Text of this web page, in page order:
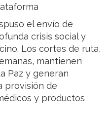
el envío de
crisis social y
Los cortes de ruta,
mantienen
Paz y generan
provisión de
y productos